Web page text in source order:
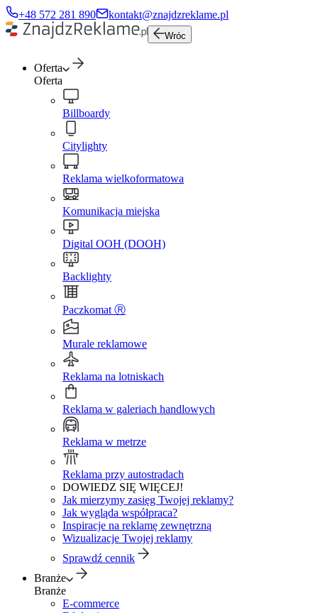
+48 572 281 890 kontakt@znajdzreklame.pl
Wróc
Oferta
Oferta
Billboardy
Citylighty
Reklama wielkoformatowa
Komunikacja miejska
Digital OOH (DOOH)
Backlighty
Paczkomat Ⓡ
Murale reklamowe
Reklama na lotniskach
Reklama w galeriach handlowych
Reklama w metrze
Reklama przy autostradach
DOWIEDZ SIĘ WIĘCEJ!
Jak mierzymy zasięg Twojej reklamy?
Jak wygląda współpraca?
Inspiracje na reklamę zewnętrzną
Wizualizacje Twojej reklamy
Sprawdź cennik
Branże
Branże
E-commerce